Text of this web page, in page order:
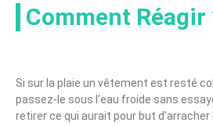
Comment Réagir
Si sur la plaie un vêtement est resté
passez-le sous l’eau froide sans
retirer ce qui aurait pour but d’arracher